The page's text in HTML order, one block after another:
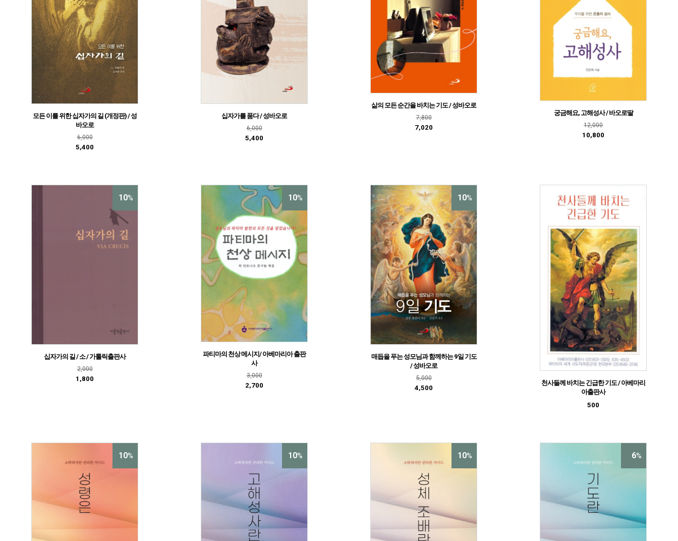
모든 이를 위한 십자가의 길 (개정판) / 성
바오로
6,000
5,400
십자가를 품다 / 성바오로
6,000
5,400
삶의 모든 순간을 바치는 기도 / 성바오로
7,800
7,020
궁금해요, 고해성사 / 바오로딸
12,000
10,800
10%
십자가의 길 / 소 / 가톨릭출판사
2,000
1,800
10%
파티마의 천상 메시지/ 아베마리아 출판
사
3,000
2,700
10%
매듭을 푸는 성모님과 함께하는 9일 기도
/ 성바오로
5,000
4,500
천사들께 바치는 긴급한 기도 / 아베마리
아출판사
500
10% 10% 10% 6%